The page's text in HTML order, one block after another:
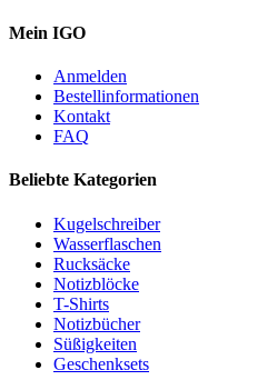
Mein IGO
Anmelden
Bestellinformationen
Kontakt
FAQ
Beliebte Kategorien
Kugelschreiber
Wasserflaschen
Rucksäcke
Notizblöcke
T-Shirts
Notizbücher
Süßigkeiten
Geschenksets